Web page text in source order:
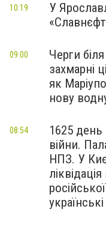
У
10:19
Черги
захмарні
як
нову
09:00
1625
війни.
НПЗ. У
08:54